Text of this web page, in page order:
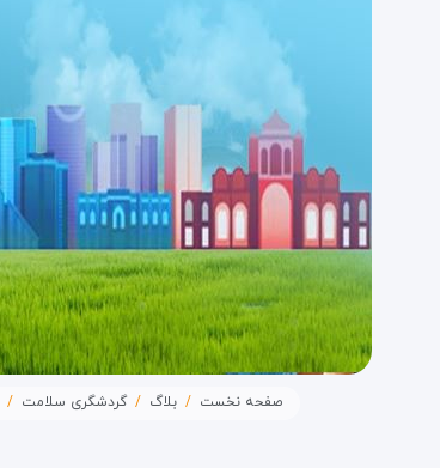
صفحه نخست بلاگ گردشگری سلامت